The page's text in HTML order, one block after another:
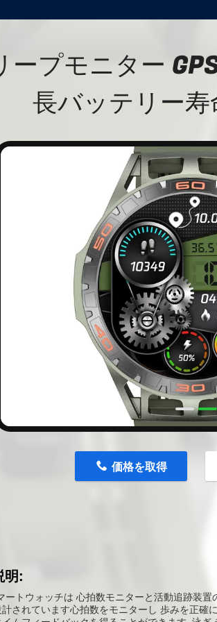
ープモニター
長バッテリー寿
価格を取得
明:
ートウォッチは 心拍数モニターと活動追跡装
されています心拍数をモニターし 歩みを正確